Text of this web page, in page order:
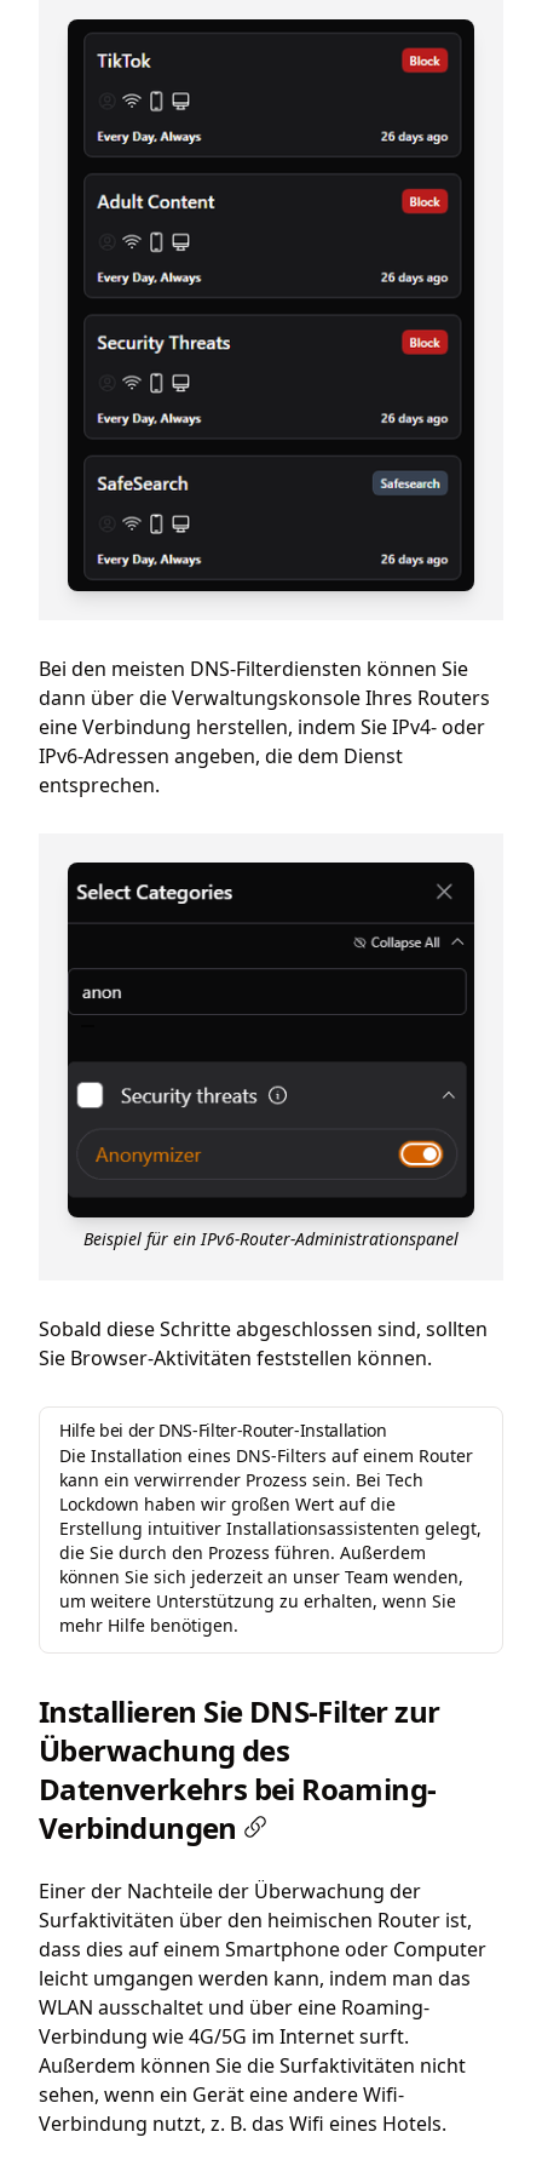
Bei den meisten DNS-Filterdiensten können Sie
dann über die Verwaltungskonsole Ihres Routers
eine Verbindung herstellen, indem Sie IPv4- oder
IPv6-Adressen angeben, die dem Dienst
entsprechen.
Beispiel für ein IPv6-Router-Administrationspanel
Sobald diese Schritte abgeschlossen sind, sollten
Sie Browser-Aktivitäten feststellen können.
Hilfe bei der DNS-Filter-Router-Installation
Die Installation eines DNS-Filters auf einem Router
kann ein verwirrender Prozess sein. Bei Tech
Lockdown haben wir großen Wert auf die
Erstellung intuitiver Installationsassistenten gelegt,
die Sie durch den Prozess führen. Außerdem
können Sie sich jederzeit an unser Team wenden,
um weitere Unterstützung zu erhalten, wenn Sie
mehr Hilfe benötigen.
Installieren Sie DNS-Filter zur
Überwachung des
Datenverkehrs bei Roaming-
Verbindungen
Einer der Nachteile der Überwachung der
Surfaktivitäten über den heimischen Router ist,
dass dies auf einem Smartphone oder Computer
leicht umgangen werden kann, indem man das
WLAN ausschaltet und über eine Roaming-
Verbindung wie 4G/5G im Internet surft.
Außerdem können Sie die Surfaktivitäten nicht
sehen, wenn ein Gerät eine andere Wifi-
Verbindung nutzt, z. B. das Wifi eines Hotels.